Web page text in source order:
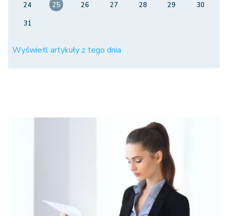
24
25 26 27 28 29
30
31
Wyświetl artykuły z tego dnia